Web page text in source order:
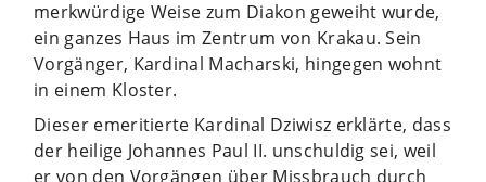
merkwürdige Weise zum Diakon geweiht wurde,
ein ganzes Haus im Zentrum von Krakau. Sein
Vorgänger, Kardinal Macharski, hingegen wohnt
in einem Kloster.
Dieser emeritierte Kardinal Dziwisz erklärte, dass
der heilige Johannes Paul II. unschuldig sei, weil
er von den Vorgängen über Missbrauch durch